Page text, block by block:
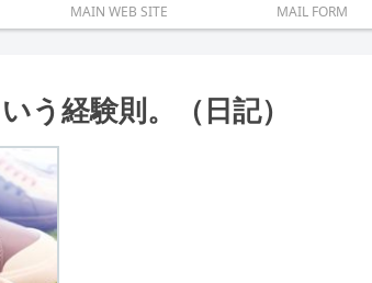
MAIN WEB SITE
MAIL FORM
う経験則。（日記）